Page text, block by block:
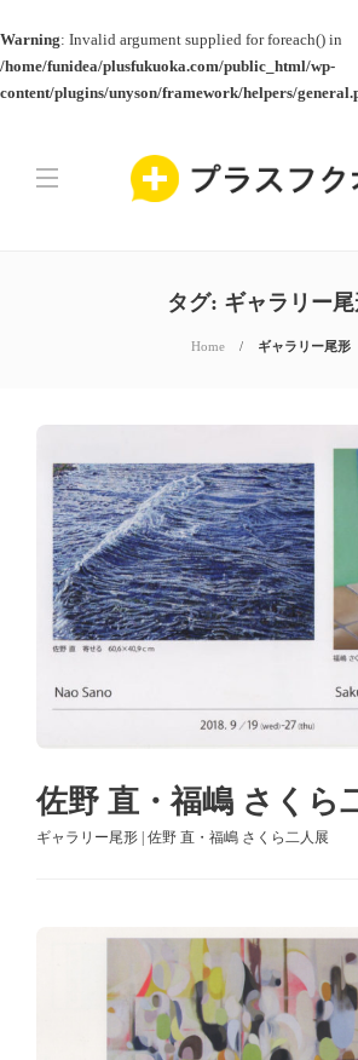
Warning: Invalid argument supplied for foreach() in
/home/funidea/plusfukuoka.com/public_html/wp-
content/plugins/unyson/framework/helpers/
タグ: ギャラリー
Home ギャラリー尾形
佐野 直・福嶋 さくら
ギャラリー尾形 | 佐野 直・福嶋 さくら二人展